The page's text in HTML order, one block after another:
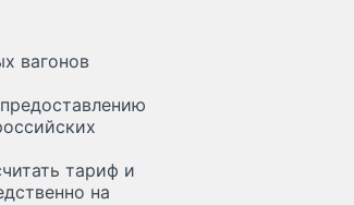
вагонов
тариф и
на